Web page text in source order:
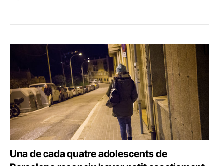
Una de cada quatre adolescents de